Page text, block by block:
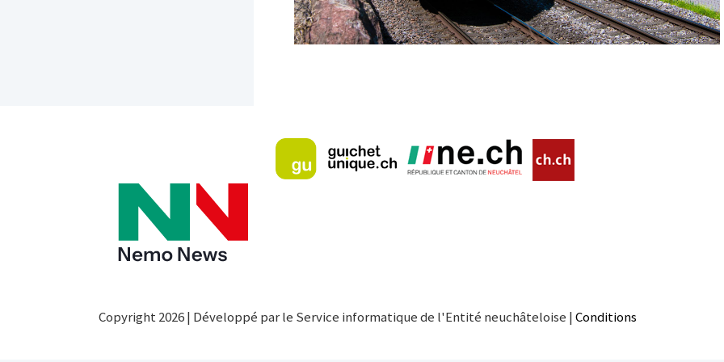
Copyright 2026 | Développé par le Service informatique de l'Entité neuchâteloise |Conditions